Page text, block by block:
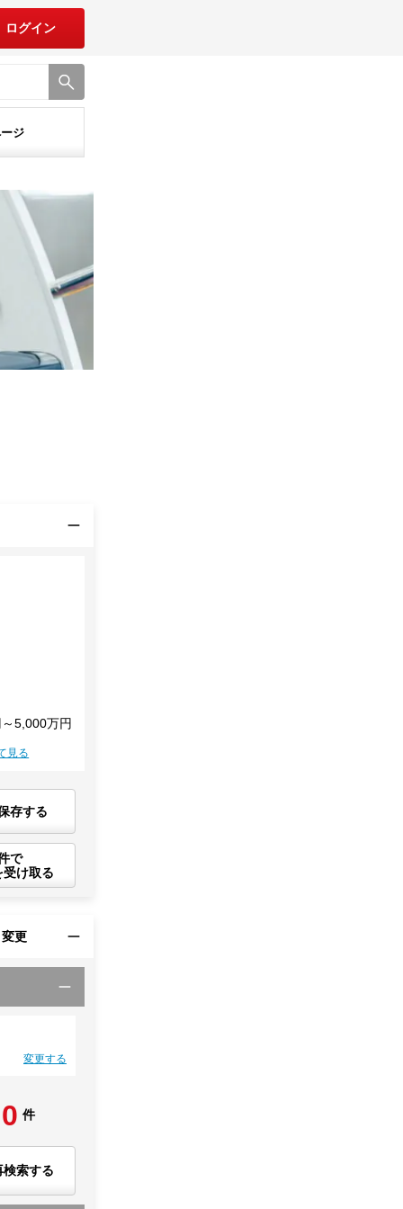
ログイン
ジ
5,000万円
見る
存する
で
受け取る
更
変更する
0 件
検索する